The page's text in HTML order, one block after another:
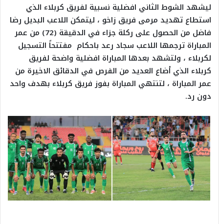
ليشهد الشوط الثاني افضلية نسبية لفريق كربلاء الذي
استطاع تهديد مرمى فريق زاخو ، ليتمكن اللاعب البديل رضا
فاضل من الحصول على ركلة جزاء في الدقيقة (72) من عمر
المباراة ترجمها اللاعب سجاد رعد باحكام مفتتحاً التسجيل
لكربلاء ، ولتشهد بعدها المباراة افضلية واضحة لفريق
كربلاء الذي أضاع العديد من الفرص في الدقائق الاخيرة من
عمر المباراة ، لتنتهي المباراة بفوز فريق كربلاء بهدف واحد
دون رد.